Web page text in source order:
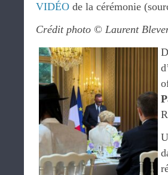
VIDÉO de la cérémonie
Crédit photo © Laurent